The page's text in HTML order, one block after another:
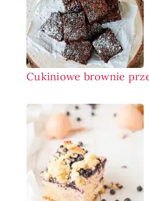
Cukiniowe brownie